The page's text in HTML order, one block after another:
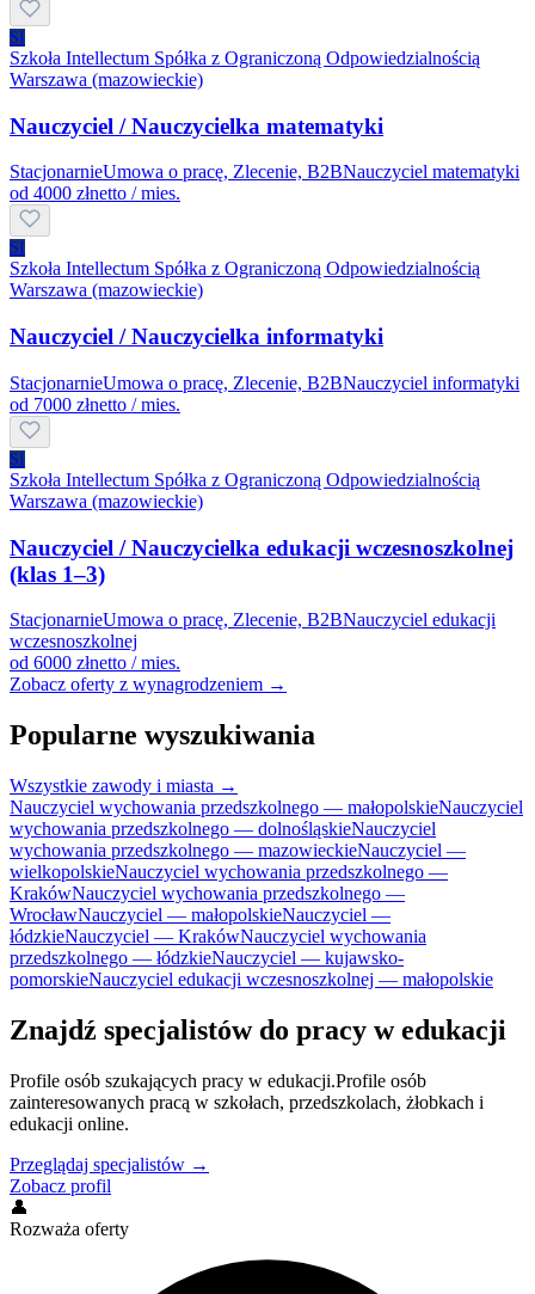
SI
Szkoła Intellectum Spółka z Ograniczoną Odpowiedzialnością
Warszawa (mazowieckie)
Nauczyciel / Nauczycielka matematyki
StacjonarnieUmowa o pracę, Zlecenie, B2BNauczyciel matematyki
od 4000 złnetto / mies.
SI
Szkoła Intellectum Spółka z Ograniczoną Odpowiedzialnością
Warszawa (mazowieckie)
Nauczyciel / Nauczycielka informatyki
StacjonarnieUmowa o pracę, Zlecenie, B2BNauczyciel informatyki
od 7000 złnetto / mies.
SI
Szkoła Intellectum Spółka z Ograniczoną Odpowiedzialnością
Warszawa (mazowieckie)
Nauczyciel / Nauczycielka edukacji wczesnoszkolnej
(klas 1–3)
StacjonarnieUmowa o pracę, Zlecenie, B2BNauczyciel edukacji
wczesnoszkolnej
od 6000 złnetto / mies.
Zobacz oferty z wynagrodzeniem →
Popularne wyszukiwania
Wszystkie zawody i miasta →
Nauczyciel wychowania przedszkolnego — małopolskieNauczyciel
wychowania przedszkolnego — dolnośląskieNauczyciel
wychowania przedszkolnego — mazowieckieNauczyciel —
wielkopolskieNauczyciel wychowania przedszkolnego —
KrakówNauczyciel wychowania przedszkolnego —
WrocławNauczyciel — małopolskieNauczyciel —
łódzkieNauczyciel — KrakówNauczyciel wychowania
przedszkolnego — łódzkieNauczyciel — kujawsko-
pomorskieNauczyciel edukacji wczesnoszkolnej — małopolskie
Znajdź specjalistów do pracy w edukacji
Profile osób szukających pracy w edukacji.Profile osób
zainteresowanych pracą w szkołach, przedszkolach, żłobkach i
edukacji online.
Przeglądaj specjalistów →
Zobacz profil
👤
Rozważa oferty